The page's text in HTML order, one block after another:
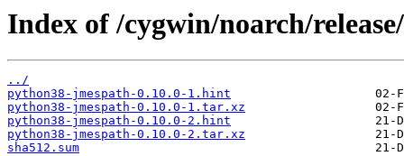
Index of /cygwin/noarch/
../
python38-jmespath-0.10.0-1.hint
python38-jmespath-0.10.0-1.tar.xz
python38-jmespath-0.10.0-2.hint
python38-jmespath-0.10.0-2.tar.xz
sha512.sum